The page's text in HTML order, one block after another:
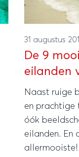
31 augustus
De 9
eilanden
Naast ruige
en prachtige
óók
eilanden. En
allermooiste!